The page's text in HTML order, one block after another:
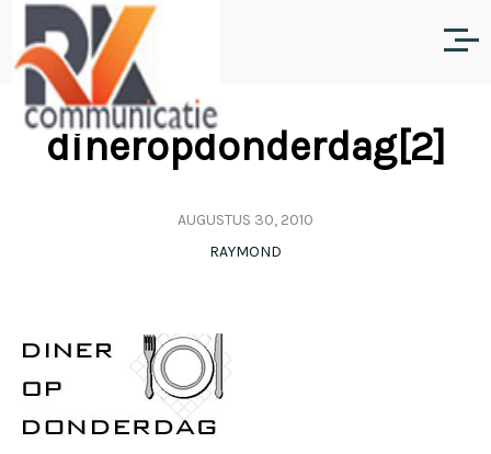
dineropdonderdag[2]
AUGUSTUS 30, 2010
RAYMOND